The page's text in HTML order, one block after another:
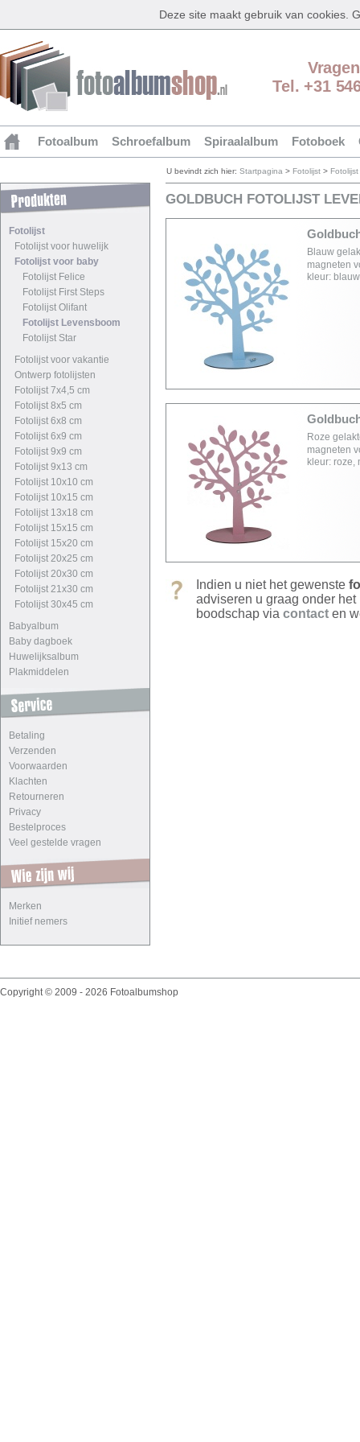
Deze site maakt gebruik van cookies.
Tel. +31
Fotoalbum Schroefalbum Spiraalalbum Fotoboek
Fotolijst
Fotolijst voor huwelijk
Fotolijst voor baby
Fotolijst Felice
Fotolijst First Steps
Fotolijst Olifant
Fotolijst Levensboom
Fotolijst Star
Fotolijst voor vakantie
Ontwerp fotolijsten
Fotolijst 7x4,5 cm
Fotolijst 8x5 cm
Fotolijst 6x8 cm
Fotolijst 6x9 cm
Fotolijst 9x9 cm
Fotolijst 9x13 cm
Fotolijst 10x10 cm
Fotolijst 10x15 cm
Fotolijst 13x18 cm
Fotolijst 15x15 cm
Fotolijst 15x20 cm
Fotolijst 20x25 cm
Fotolijst 20x30 cm
Fotolijst 21x30 cm
Fotolijst 30x45 cm
Babyalbum
Baby dagboek
Huwelijksalbum
Plakmiddelen
Betaling
Verzenden
Voorwaarden
Klachten
Retourneren
Privacy
Bestelproces
Veel gestelde vragen
Merken
Initief nemers
U bevindt zich hier: Startpagina > Fotolijst >
GOLDBUCH FOTOLIJST
Blauw
magneten
kleur:
Roze
magneten
kleur: roze,
Indien u niet het gewenste
adviseren u graag onder
boodschap via contact en
Copyright © 2009 - 2026 Fotoalbumshop